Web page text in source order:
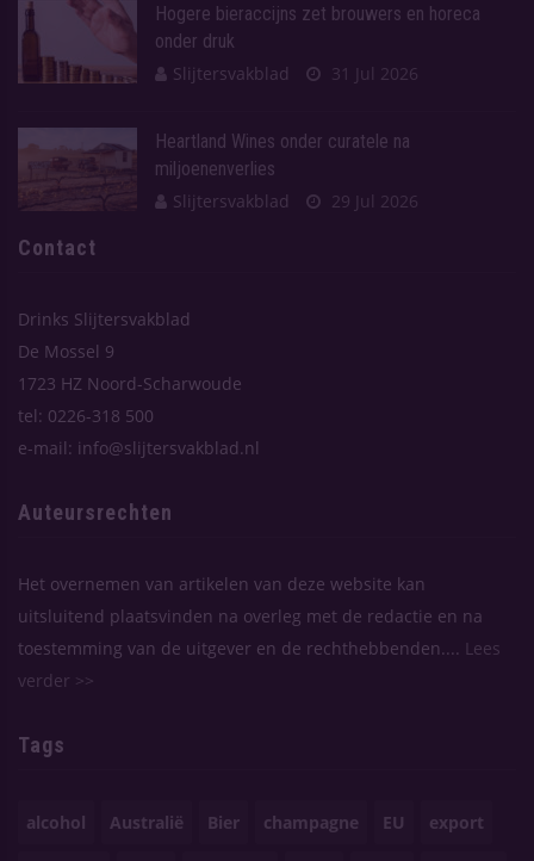
Hogere bieraccijns zet brouwers en horeca
onder druk
Slijtersvakblad
31 Jul 2026
Heartland Wines onder curatele na
miljoenenverlies
Slijtersvakblad
29 Jul 2026
Contact
Drinks Slijtersvakblad
De Mossel 9
1723 HZ Noord-Scharwoude
tel: 0226-318 500
e-mail: info@slijtersvakblad.nl
Auteursrechten
Het overnemen van artikelen van deze website kan
uitsluitend plaatsvinden na overleg met de redactie en na
toestemming van de uitgever en de rechthebbenden....
Lees
verder >>
Tags
alcohol Australië Bier champagne EU export